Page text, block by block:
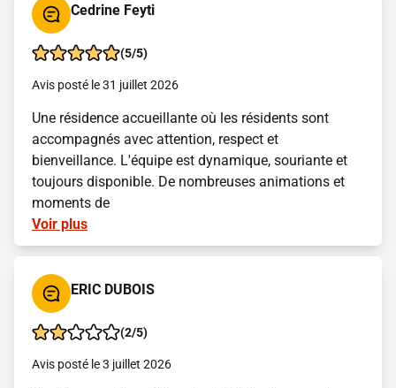
Cedrine Feyti
(5/5)
Avis posté le 31 juillet 2026
Une résidence accueillante où les résidents sont
accompagnés avec attention, respect et
bienveillance. L'équipe est dynamique, souriante et
toujours disponible. De nombreuses animations et
moments de
Voir plus
ERIC DUBOIS
(2/5)
Avis posté le 3 juillet 2026